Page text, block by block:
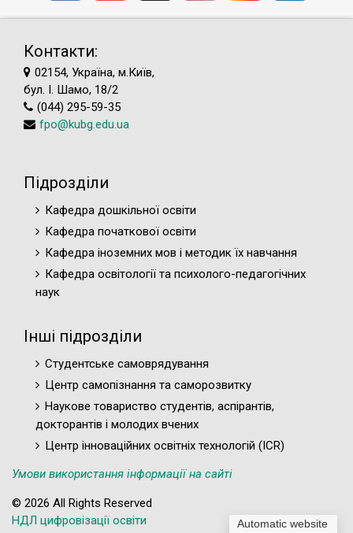
Automatic website
Контакти:
02154, Україна, м.Київ,
бул. І. Шамо, 18/2
(044) 295-59-35
fpo@kubg.edu.ua
Підрозділи
Кафедра дошкільної освіти
Кафедра початкової освіти
Кафедра іноземних мов і методик їх навчання
Кафедра освітології та психолого-педагогічних
наук
Інші підрозділи
Студентське самоврядування
Центр самопізнання та саморозвитку
Наукове товариство студентів, аспірантів,
докторантів і молодих вчених
Центр інноваційних освітніх технологій (ICR)
Умови використання інформації на сайті
© 2026 All Rights Reserved
НДЛ цифровізації освіти